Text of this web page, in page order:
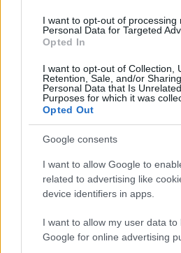
I want to opt-out of processing
Personal Data for Targeted
Opted In
I want to opt-out of Collection,
Retention, Sale, and/or
Personal Data that Is
Purposes for which it was
Opted Out
Google consents
I want to allow Google to
related to advertising like
device identifiers in apps.
I want to allow my user data to
Google for online advertising
dorostenci
15:40 – 12 km,
Sobota 7. 3.
11:00 – 3x 7,5 km,
Neděle 8. 3.
14:30 – 4x 6 km,
10:30 – 3x 6 km,